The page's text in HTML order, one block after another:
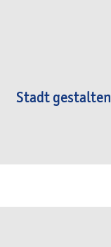
Stadt gestalten